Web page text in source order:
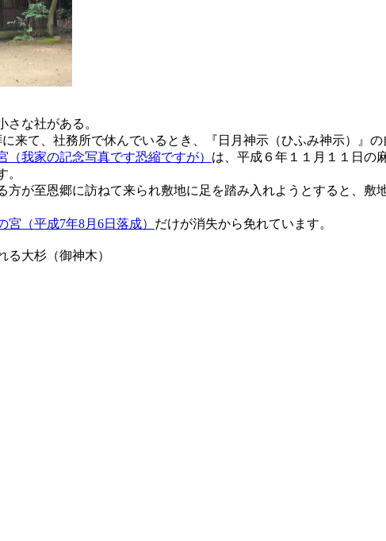
な社がある。
来て、社務所で休んでいるとき、『日月神示（ひふみ神示）』の
我家の記念写真です恐縮ですが） は、平成６年１１月１１日の
。
が至恩郷に訪ねて来られ敷地に足を踏み入れようとすると、敷
宮（平成7年8月6日落成） だけが消失から免れています。